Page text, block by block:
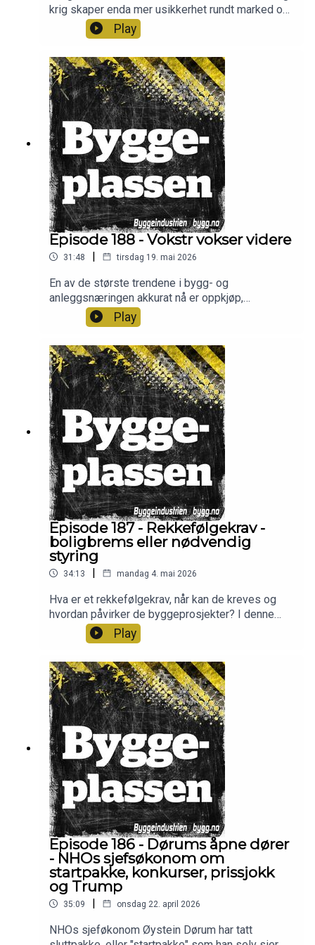
krig skaper enda mer usikkerhet rundt marked og
byggekostnader. Hvor går de nå? Og i hvilke deler
av bygg og anleggsbransjen blir det mest
Arve Brekkhus har noen betraktninger, og
seniorøkonom David Lund fra Prognosesenteret
har med seg ferske prognoser. Programledere er
Frode Aga og Christian Aarhus.
Play
Episode 188 - Vokstr vokser videre
31:48 | tirsdag 19. mai 2026
En av de største trendene i bygg- og
anleggsnæringen akkurat nå er oppkjøp,
konsolidering og nye konsernmodeller. Vokstr har
kjøpt seg store på få år, og i denne episoden
veien hit og veien videre. Programledere er Frode
Aga og Christian Aarhus
Play
Episode 187 - Rekkefølgekrav -
boligbrems eller nødvendig
styring
34:13 | mandag 4. mai 2026
Hva er et rekkefølgekrav, når kan de kreves og
hvordan påvirker de byggeprosjekter? I denne
episoden er advokat Kine Bjørnerud Bergan fra
advokatfirmaet Føyen og administrerende
direktør Sverre Molvik i Selvaag Bolig gjester.
Kommunal- og distriktsminister Bjørnar Skjæran
(Ap) er også med i et telefonintervju.
Programledere er Frode Aga og Christian Aarhus
Play
Episode 186 - Dørums åpne dører
- NHOs sjefsøkonom om
startpakke, konkurser, prissjokk
og Trump
35:09 | onsdag 22. april 2026
NHOs sjeføkonom Øystein Dørum har tatt